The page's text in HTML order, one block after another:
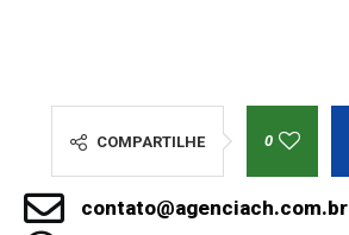
COMPARTILHE 0
contato@agenciach.com.br